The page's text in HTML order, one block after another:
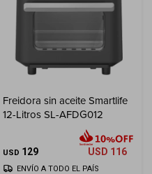
Freidora sin aceite Smartlife
12-Litros SL-AFDG012
USD 129 USD 116
ENVÍO A TODO EL PAÍS